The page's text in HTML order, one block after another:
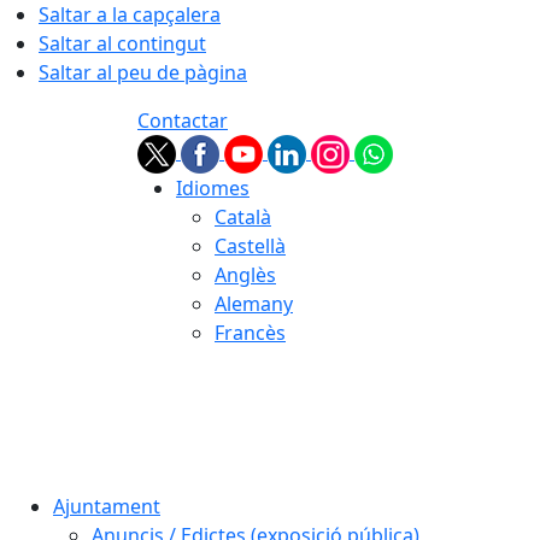
Saltar a la capçalera
Saltar al contingut
Saltar al peu de pàgina
Contactar
Idiomes
Català
Castellà
Anglès
Alemany
Francès
Ajuntament